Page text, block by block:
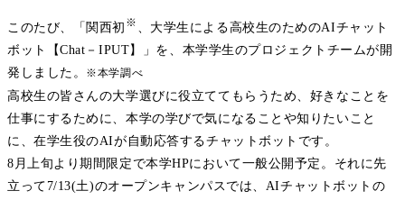
このたび、「関西初 ※
、大学生による高校生のためのAIチャット
ボット【Chat－IPUT】」を、本学学生のプロジェクトチームが開
発しました。
※本学調べ
高校生の皆さんの大学選びに役立ててもらうため、好きなことを
仕事にするために、本学の学びで気になることや知りたいこと
に、在学生役のAIが自動応答するチャットボットです。
8月上旬より期間限定で本学HPにおいて一般公開予定。それに先
立って7/13(土)のオープンキャンパスでは、AIチャットボットの